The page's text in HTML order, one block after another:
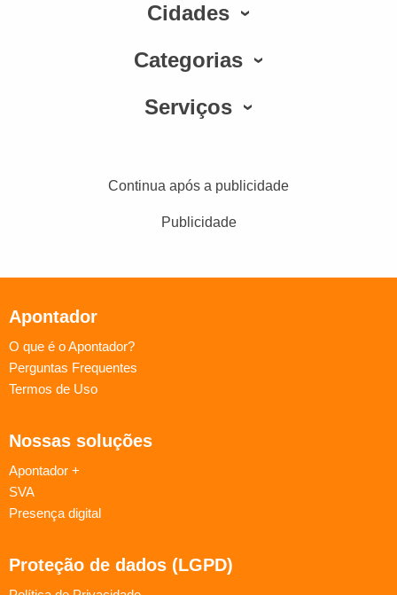
Cidades
Categorias
Serviços
Continua após a publicidade
Publicidade
Apontador
O que é o Apontador?
Perguntas Frequentes
Termos de Uso
Nossas soluções
Apontador +
SVA
Presença digital
Proteção de dados (LGPD)